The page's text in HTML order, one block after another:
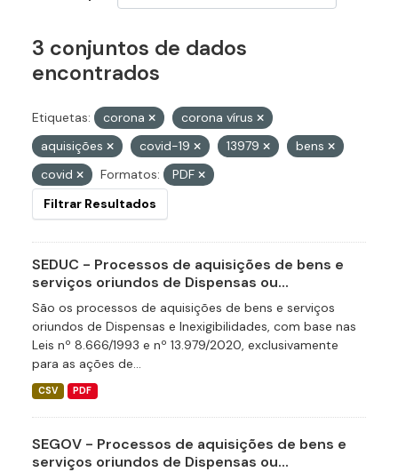
3 conjuntos de dados
encontrados
Etiquetas: corona
corona vírus
aquisições
covid-19 13979
bens
covid
Formatos:
PDF
Filtrar Resultados
SEDUC - Processos de aquisições de bens e
serviços oriundos de Dispensas ou...
São os processos de aquisições de bens e serviços
oriundos de Dispensas e Inexigibilidades, com base nas
Leis nº 8.666/1993 e nº 13.979/2020, exclusivamente
para as ações de...
CSV PDF
SEGOV - Processos de aquisições de bens e
serviços oriundos de Dispensas ou...